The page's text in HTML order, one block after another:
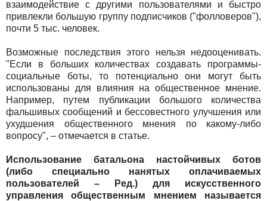
взаимодействие с другими пользователями и быстро
привлекли большую группу подписчиков ("фолловеров"),
почти 5 тыс. человек.
Возможные последствия этого нельзя недооценивать.
"Если в больших количествах создавать программы-
социальные боты, то потенциально они могут быть
использованы для влияния на общественное мнение.
Например, путем публикации большого количества
фальшивых сообщений и бессовестного улучшения или
ухудшения общественного мнения по какому-либо
вопросу", – отмечается в статье.
Использование батальона настойчивых ботов
(либо специально нанятых оплачиваемых
пользователей – Ред.) для искусственного
управления общественным мнением называется